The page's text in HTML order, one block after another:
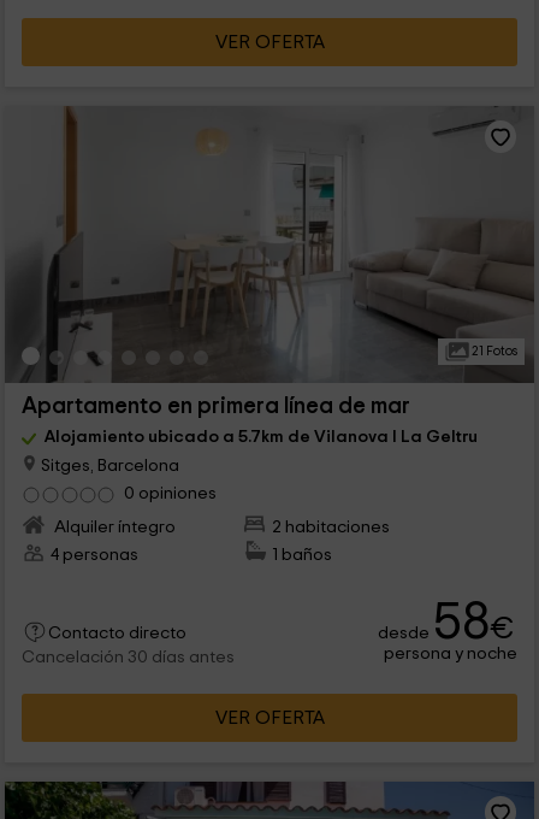
VER OFERTA
21 Fotos
Apartamento en primera línea de mar
Alojamiento ubicado a 5.7km de Vilanova I La Geltru
Sitges, Barcelona
0 opiniones
Alquiler íntegro
2 habitaciones
4 personas
1 baños
Contacto directo
Cancelación 30 días antes
desde 58€
persona y noche
VER OFERTA